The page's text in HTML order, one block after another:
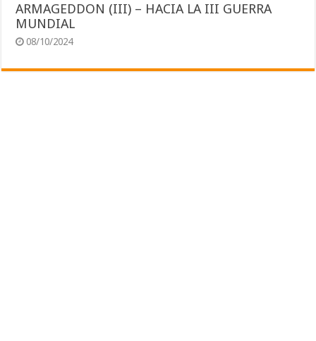
ARMAGEDDON (III) – HACIA LA III GUERRA
MUNDIAL
08/10/2024